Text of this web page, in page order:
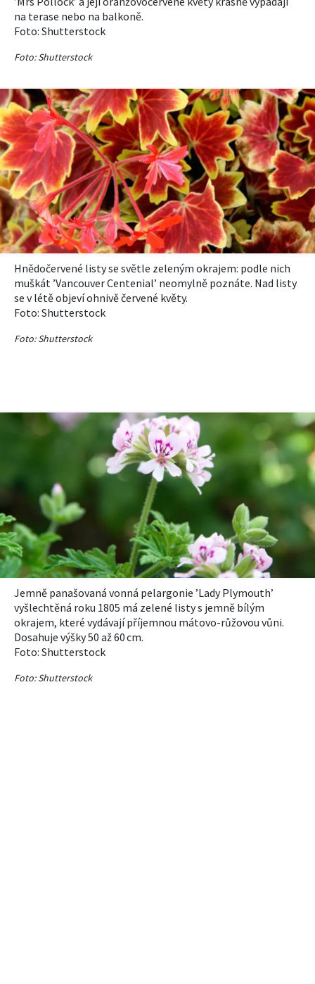
na terase nebo na balkoně.
Foto: Shutterstock
Foto: Shutterstock
Hnědočervené listy se světle zeleným okrajem: podle nich
muškát ’Vancouver Centenial’ neomylně poznáte. Nad listy
se v létě objeví ohnivě červené květy.
Foto: Shutterstock
Foto: Shutterstock
Jemně panašovaná vonná pelargonie ’Lady Plymouth’
vyšlechtěná roku 1805 má zelené listy s jemně bílým
okrajem, které vydávají příjemnou mátovo-růžovou vůni.
Dosahuje výšky 50 až 60 cm.
Foto: Shutterstock
Foto: Shutterstock